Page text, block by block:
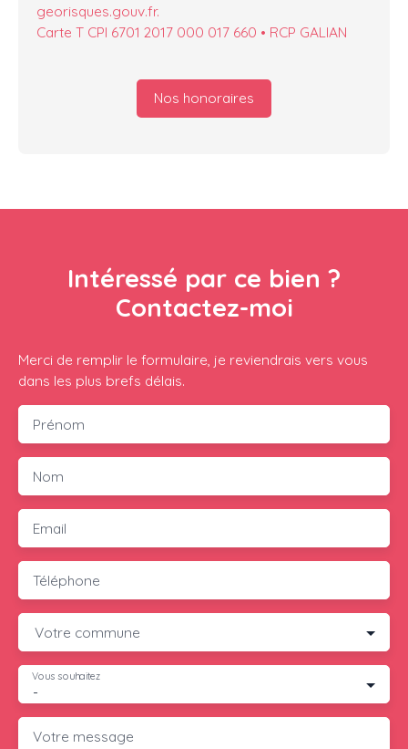
georisques.gouv.fr.
Carte T CPI 6701 2017 000 017 660 • RCP GALIAN
Nos honoraires
Intéressé par ce bien ?
Contactez-moi
Merci de remplir le formulaire, je reviendrais vers vous
dans les plus brefs délais.
Prénom
Nom
Email
Téléphone
Votre commune
-
Vous souhaitez
Votre message